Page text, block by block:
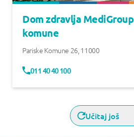
Dom zdravlja
komune
Pariske Komune 26 11000
011 40 40 100
Učitaj još